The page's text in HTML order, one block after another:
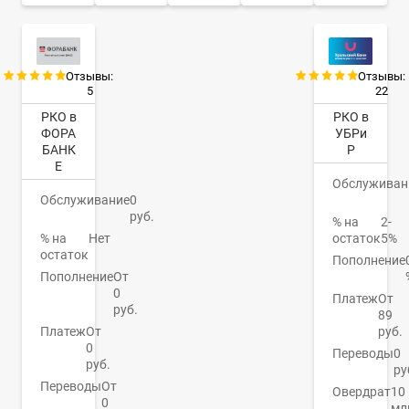
Отзывы:
5
РКО в
ФОРА
БАНК
Е
Обслуживание0
руб.
% на
остаток
Нет
ПополнениеОт
0
руб.
ПлатежОт
0
руб.
ПереводыОт
0
Отзывы:
22
РКО в
УБРи
Р
% на
остаток
2-
5%
Пополнение
ПлатежОт
89
руб.
Переводы0
Овердрат10